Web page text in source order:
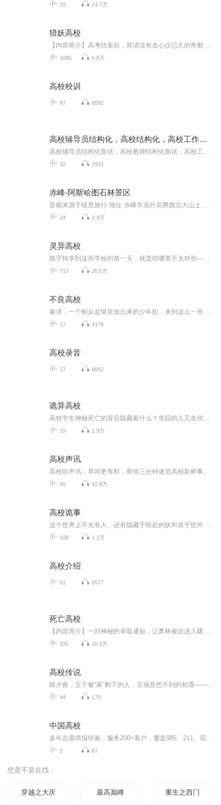
19 14.7万
猎妖高校
1085 6.8万
高校校训
97 8092
高校辅导员结构化，高校结构化，高校工作人员结构化
32 2931
赤峰-阿斯哈图石林景区
24 2.4万
灵异高校
717 20.5万
不良高校
17 4178
高校录音
27 8062
诡异高校
19 1.9万
高校声讯
高校听声讯，早间更有料，带你三分钟速览高校新鲜事。
85 42.8万
高校诡事
106 1.1万
高校介绍
61 8577
死亡高校
335 16.2万
高校传说
44 170
中国高校
2 67
您是不是在找：
穿越之大庆帝国 最高巅峰 重生之西门庆